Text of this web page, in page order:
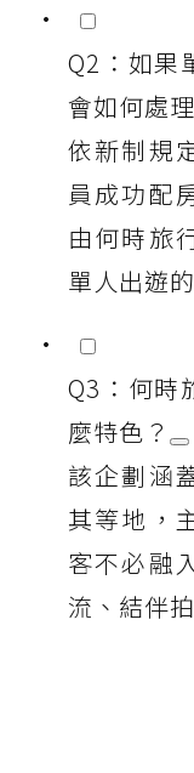
Q2：如果
會如何處
依新制規
員成功配
由何時旅
單人出遊
Q3：何時
麼特色？
該企劃涵
其等地，
客不必融
流、結伴